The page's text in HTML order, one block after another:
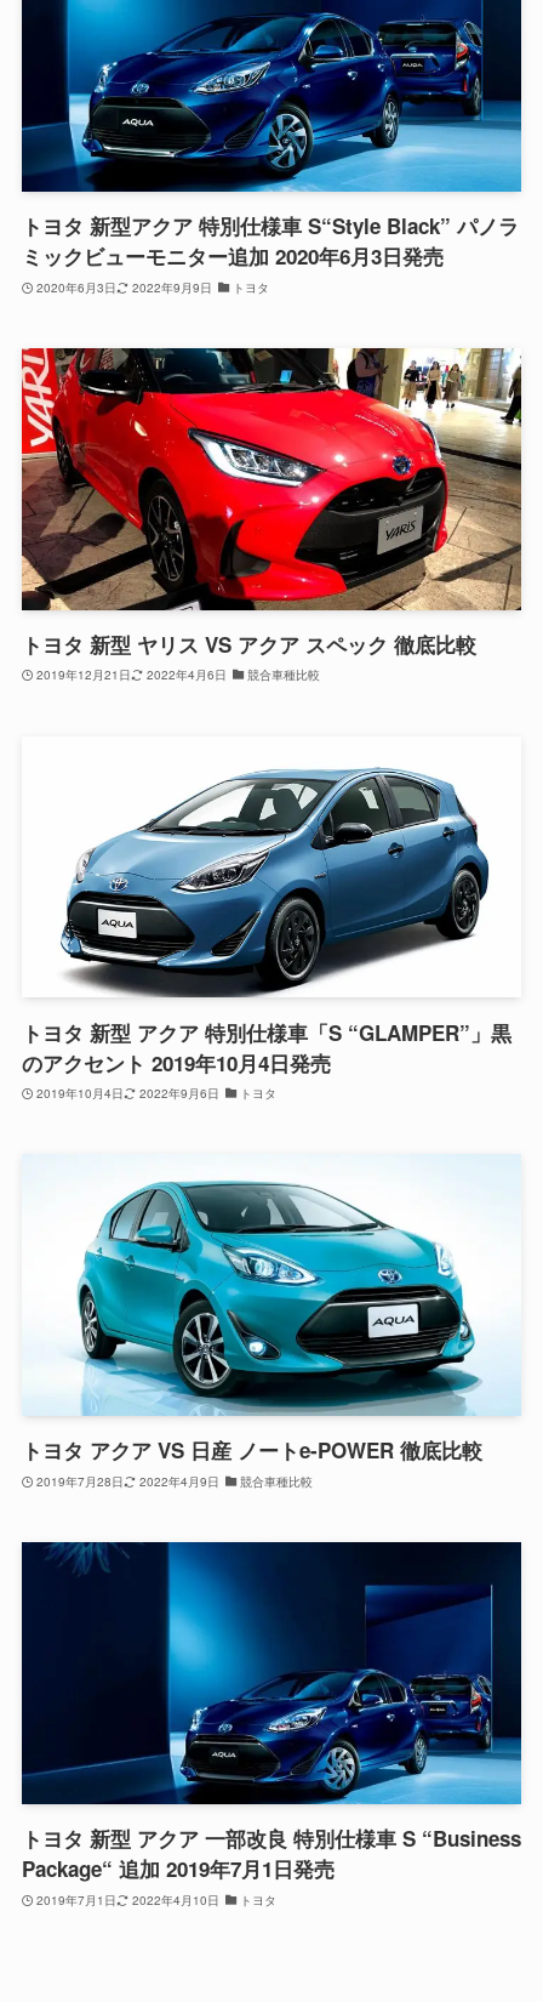
トヨタ 新型アクア 特別仕様車 S“Style Black” パノラ
ミックビューモニター追加 2020年6月3日発売
2020年6月3日 2022年9月9日 トヨタ
トヨタ 新型 ヤリス VS アクア スペック 徹底比較
2019年12月21日 2022年4月6日 競合車種比較
トヨタ 新型 アクア 特別仕様車「S “GLAMPER”」黒
のアクセント 2019年10月4日発売
2019年10月4日 2022年9月6日 トヨタ
トヨタ アクア VS 日産 ノートe-POWER 徹底比較
2019年7月28日 2022年4月9日 競合車種比較
トヨタ 新型 アクア 一部改良 特別仕様車 S “Business
Package“ 追加 2019年7月1日発売
2019年7月1日 2022年4月10日 トヨタ